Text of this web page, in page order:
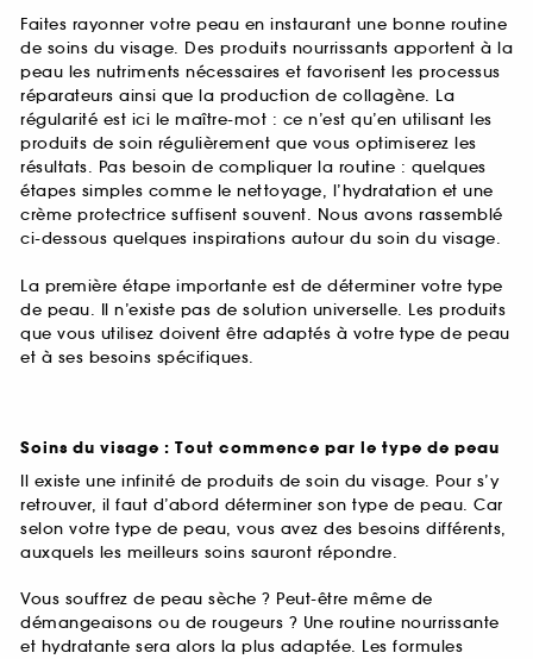
Faites rayonner votre peau en instaurant une bonne routine
de soins du visage. Des produits nourrissants apportent à la
peau les nutriments nécessaires et favorisent les processus
réparateurs ainsi que la production de collagène. La
régularité est ici le maître-mot : ce n’est qu’en utilisant les
produits de soin régulièrement que vous optimiserez les
résultats. Pas besoin de compliquer la routine : quelques
étapes simples comme le nettoyage, l’hydratation et une
crème protectrice suffisent souvent. Nous avons rassemblé
ci-dessous quelques inspirations autour du soin du visage.
La première étape importante est de déterminer votre type
de peau. Il n’existe pas de solution universelle. Les produits
que vous utilisez doivent être adaptés à votre type de peau
et à ses besoins spécifiques.
Soins du visage : Tout commence par le type de peau
Il existe une infinité de produits de soin du visage. Pour s’y
retrouver, il faut d’abord déterminer son type de peau. Car
selon votre type de peau, vous avez des besoins différents,
auxquels les meilleurs soins sauront répondre.
Vous souffrez de peau sèche ? Peut-être même de
démangeaisons ou de rougeurs ? Une routine nourrissante
et hydratante sera alors la plus adaptée. Les formules